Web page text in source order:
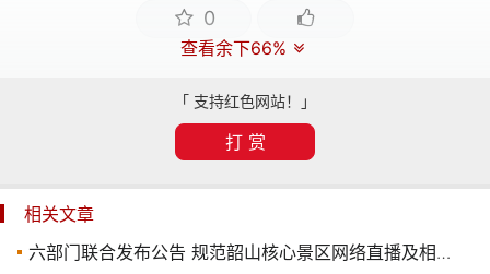
0
查看余下66%
「 支持红色网站！」
打 赏
相关文章
六部门联合发布公告 规范韶山核心景区网络直播及相关行为